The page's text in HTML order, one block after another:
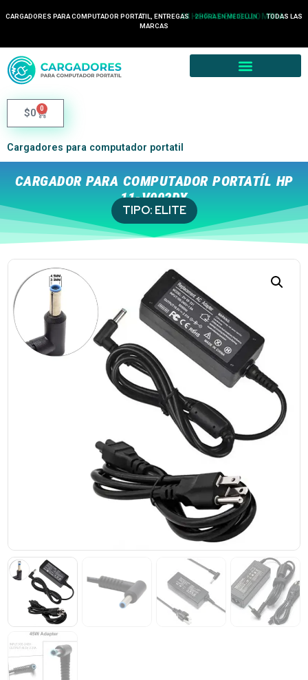
CARGADORES PARA COMPUTADOR PORTÁTIL, ENTREGAS 2 HORA EN MEDELLÍN
24 HORAS EN COLOMBIATODAS LAS
MARCAS
$0 0
Cargadores para computador portatil
CARGADOR PARA COMPUTADOR PORTATÍL HP
11-V002DX
TIPO: ELITE